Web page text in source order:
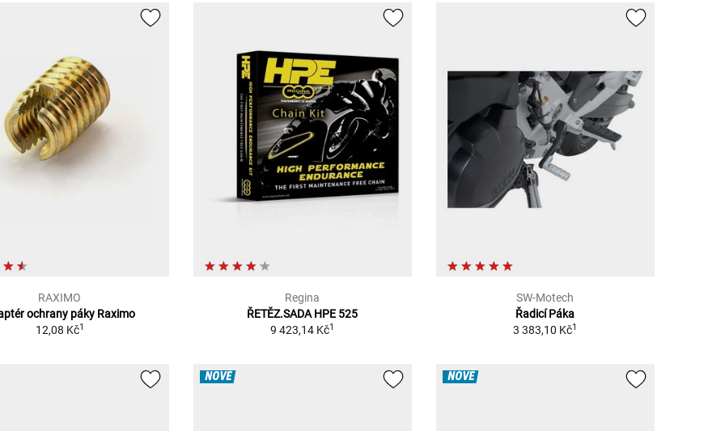
RAXIMO
ochrany páky Raximo
12,08 Kč1
Regina
ŘETĚZ.SADA HPE 525
9 423,14 Kč1
SW-Motech
Řadicí Páka
3 383,10 Kč1
NOVÉ NOVÉ